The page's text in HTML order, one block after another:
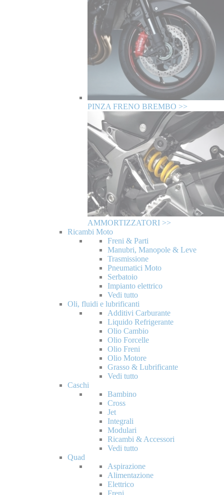
PINZA FRENO BREMBO >>
AMMORTIZZATORI >>
Ricambi Moto
Freni & Parti
Manubri, Manopole & Leve
Trasmissione
Pneumatici Moto
Serbatoio
Impianto elettrico
Vedi tutto
Oli, fluidi e lubrificanti
Additivi Carburante
Liquido Refrigerante
Olio Cambio
Olio Forcelle
Olio Freni
Olio Motore
Grasso & Lubrificante
Vedi tutto
Caschi
Bambino
Cross
Jet
Integrali
Modulari
Ricambi & Accessori
Vedi tutto
Quad
Aspirazione
Alimentazione
Elettrico
Freni